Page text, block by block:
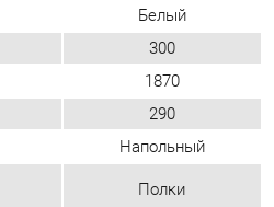
Полки
Узкий
Для ванной
Нет
Модульный